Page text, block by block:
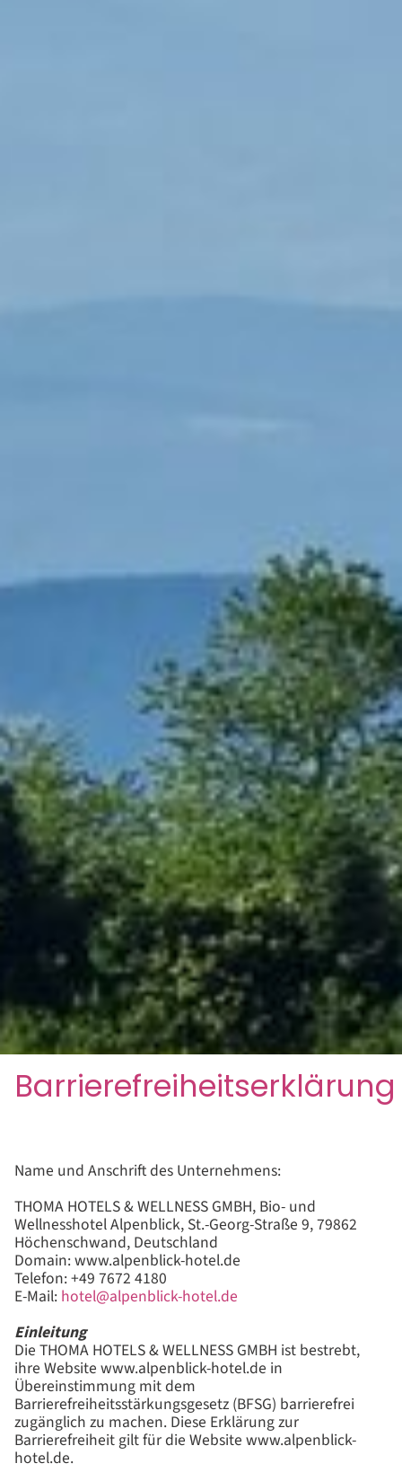
Barrierefreiheitserklärung
Name und Anschrift des Unternehmens:
THOMA HOTELS & WELLNESS GMBH, Bio- und
Wellnesshotel Alpenblick, St.-Georg-Straße 9, 79862
Höchenschwand, Deutschland
Domain: www.alpenblick-hotel.de
Telefon: +49 7672 4180
E-Mail: hotel@alpenblick-hotel.de
Einleitung
Die THOMA HOTELS & WELLNESS GMBH ist bestrebt,
ihre Website www.alpenblick-hotel.de in
Übereinstimmung mit dem
Barrierefreiheitsstärkungsgesetz (BFSG) barrierefrei
zugänglich zu machen. Diese Erklärung zur
Barrierefreiheit gilt für die Website www.alpenblick-
hotel.de.